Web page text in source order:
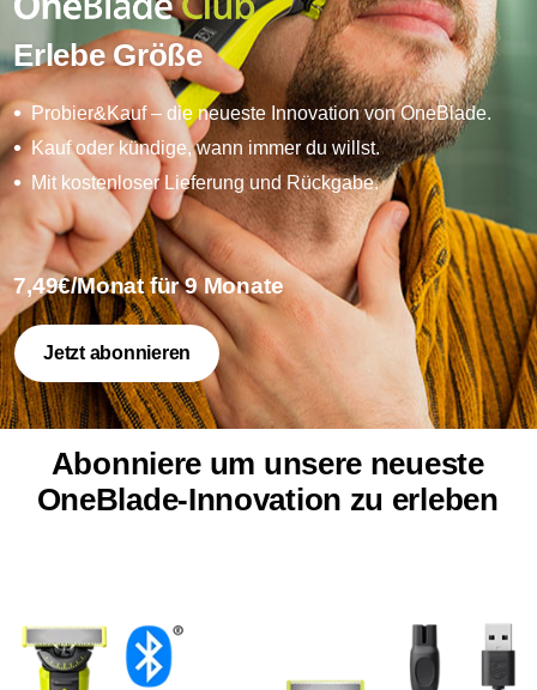
Erlebe Größe
Probier&Kauf – die neueste Innovation von OneBlade.
Kauf oder kündige, wann immer du willst.
Mit kostenloser Lieferung und Rückgabe.
7,49€/Monat für 9 Monate
Jetzt abonnieren
Abonniere um unsere neueste
OneBlade-Innovation zu erleben